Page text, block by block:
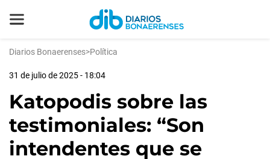
Diarios Bonaerenses>Política
31 de julio de 2025 - 18:04
Katopodis sobre las
testimoniales: “Son
intendentes que se